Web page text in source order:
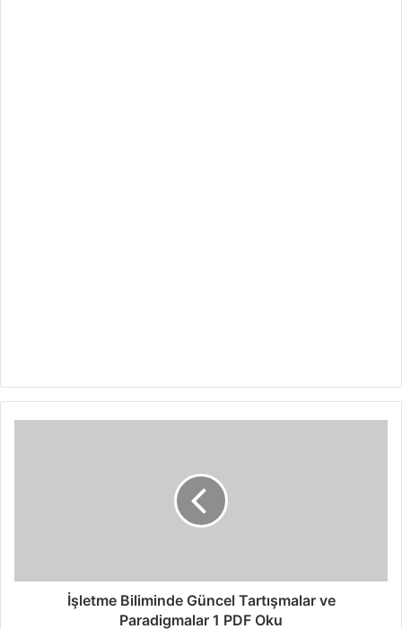
İşletme Biliminde Güncel Tartışmalar ve
Paradigmalar 1 PDF Oku